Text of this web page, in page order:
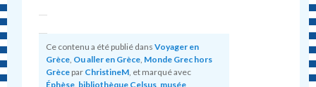
Ce contenu a été publié dansVoyager en
Grèce Ou aller en Grèce Monde Grec hors
Grèce par ChristineM , et marqué avec
Éphèse bibliothèque Celsus musée